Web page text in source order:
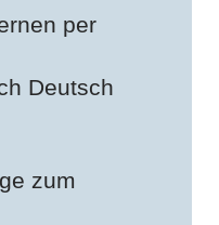
per
Deutsch
zum